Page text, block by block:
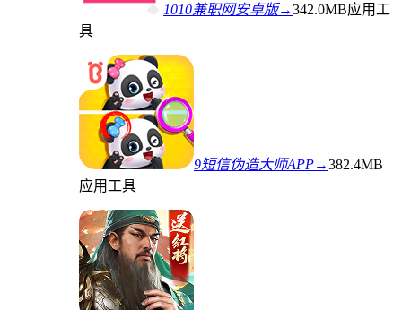
1010兼职网安卓版→342.0MB应用工
具
9短信伪造大师APP→382.4MB
应用工具